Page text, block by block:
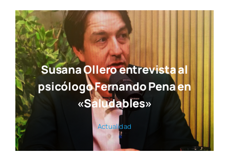
Susana Ollero entrevista al
psicólogo Fernando Pena en
«Saludables»
Actua­li­dad